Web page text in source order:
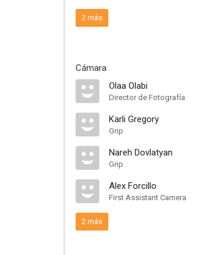
2 más
Cámara
Olaa Olabi
Director de Fotografía
Karli Gregory
Grip
Nareh Dovlatyan
Grip
Alex Forcillo
First Assistant Camera
2 más